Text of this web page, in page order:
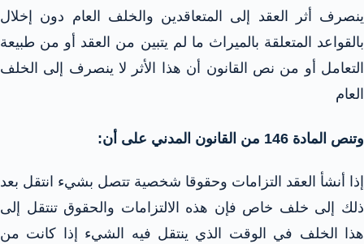
ينصرف أثر العقد إلى المتعاقدين والخلف العام دون إخلال
بالقواعد المتعلقة بالميراث ما لم يتبين من العقد أو من طبيعة
التعامل أو من نص القانون أن هذا الأثر لا ينصرف إلى الخلف
العام
وتنص المادة 146 من القانون المدني على أن:
إذا أنشأ العقد التزامات وحقوقا شخصية تتصل بشيء انتقل بعد
ذلك إلى خلف خاص فإن هذه الالتزامات والحقوق تنتقل إلى
هذا الخلف في الوقت الذي ينتقل فيه الشيء إذا كانت من